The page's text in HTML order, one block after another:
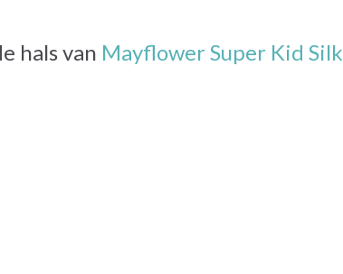
hals van Mayflower Super Kid Silk